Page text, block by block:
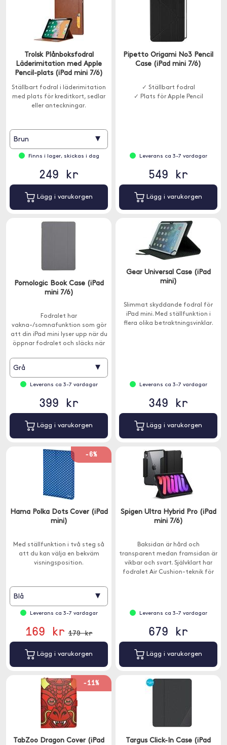
Trolsk Plånboksfodral
Läderimitation med Apple
Pencil-plats (iPad mini 7/6)
Ställbart fodral i läderimitation
med plats för kreditkort, sedlar
eller anteckningar.
Brun ▾
Finns i lager, skickas i dag
249 kr
Lägg i varukorgen
Pipetto Origami No3 Pencil
Case (iPad mini 7/6)
✓ Ställbart fodral
✓ Plats för Apple Pencil
Leverans ca 3-7 vardagar
549 kr
Lägg i varukorgen
Pomologic Book Case (iPad
mini 7/6)
Fodralet har
vakna-/somnafunktion som gör
att din iPad mini lyser upp när du
öppnar fodralet och släcks när
Grå ▾
Leverans ca 3-7 vardagar
399 kr
Lägg i varukorgen
Gear Universal Case (iPad
mini)
Slimmat skyddande fodral för
iPad mini. Med ställfunktion i
flera olika betraktningsvinklar.
Leverans ca 3-7 vardagar
349 kr
Lägg i varukorgen
-6%
Hama Polka Dots Cover (iPad
mini)
Med ställfunktion i två steg så
att du kan välja en bekväm
visningsposition.
Blå ▾
Leverans ca 3-7 vardagar
169 kr 179 kr
Lägg i varukorgen
Spigen Ultra Hybrid Pro (iPad
mini 7/6)
Baksidan är hård och
transparent medan framsidan är
vikbar och svart. Självklart har
fodralet Air Cushion-teknik för
Leverans ca 3-7 vardagar
679 kr
Lägg i varukorgen
-11%
TabZoo Dragon Cover (iPad
Targus Click-In Case (iPad